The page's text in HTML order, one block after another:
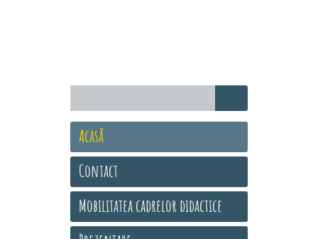
Acasă
Contact
Mobilitatea cadrelor didactice